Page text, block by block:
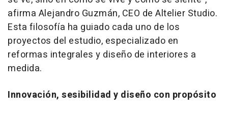
afirma Alejandro Guzmán, CEO de Altelier Studio.
Esta filosofía ha guiado cada uno de los
proyectos del estudio, especializado en
reformas integrales y diseño de interiores a
medida.
Innovación, sesibilidad y diseño con propósito